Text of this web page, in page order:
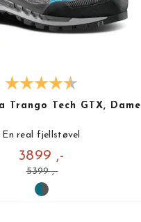
Trango Tech GTX, Dame
En real fjellstøvel
3899 ,-
5399 ,-